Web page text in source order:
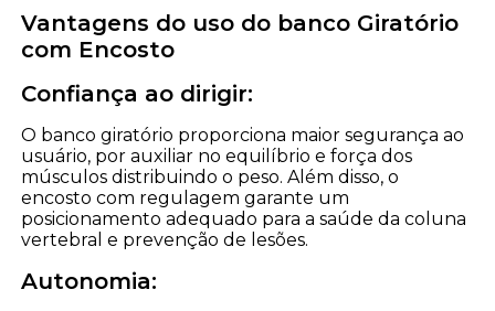
Vantagens do uso do banco Giratório
com Encosto
Confiança ao dirigir:
O banco giratório proporciona maior segurança ao
usuário, por auxiliar no equilíbrio e força dos
músculos distribuindo o peso. Além disso, o
encosto com regulagem garante um
posicionamento adequado para a saúde da coluna
vertebral e prevenção de lesões.
Autonomia: